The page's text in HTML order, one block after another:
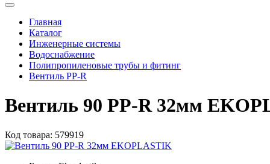
Главная
Каталог
Инженерные системы
Водоснабжение
Полипропиленовые трубы и фитинг
Вентиль PP-R
Вентиль 90 РР-R 32мм
Код товара: 579919